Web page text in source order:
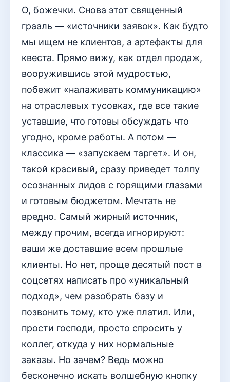
О, божечки. Снова этот священный
грааль — «источники заявок». Как будто
мы ищем не клиентов, а артефакты для
квеста. Прямо вижу, как отдел продаж,
вооружившись этой мудростью,
побежит «налаживать коммуникацию»
на отраслевых тусовках, где все такие
уставшие, что готовы обсуждать что
угодно, кроме работы. А потом —
классика — «запускаем таргет». И он,
такой красивый, сразу приведет толпу
осознанных лидов с горящими глазами
и готовым бюджетом. Мечтать не
вредно. Самый жирный источник,
между прочим, всегда игнорируют:
ваши же доставшие всем прошлые
клиенты. Но нет, проще десятый пост в
соцсетях написать про «уникальный
подход», чем разобрать базу и
позвонить тому, кто уже платил. Или,
прости господи, просто спросить у
коллег, откуда у них нормальные
заказы. Но зачем? Ведь можно
бесконечно искать волшебную кнопку